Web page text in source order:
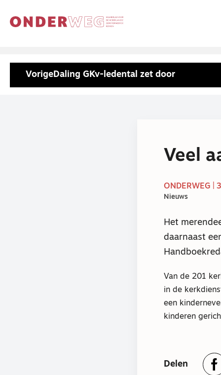
VorigeDaling GKv-ledental zet door
Veel
ONDERWEG |
Nieuws
Het
daarnaast
Van de 201
in de
een
kinderen
Delen